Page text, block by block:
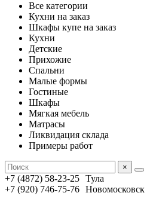
Все категории
Кухни на заказ
Шкафы купе на заказ
Кухни
Детские
Прихожие
Спальни
Малые формы
Гостиные
Шкафы
Мягкая мебель
Матрасы
Ликвидация склада
Примеры работ
×
+7 (4872) 58-23-25 Тула
+7 (920) 746-75-76 Новомосковск